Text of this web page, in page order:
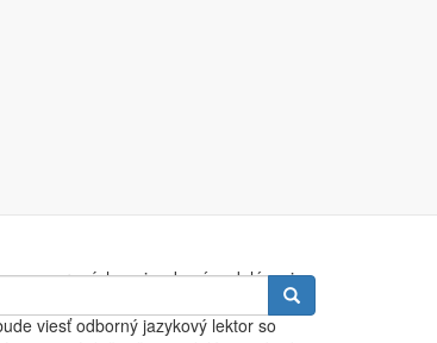
Vyhľadávanie
zameraných na jazykové vzdelávanie.
cvičení a aktivít určených na zlepšenie
viesť odborný jazykový lektor so